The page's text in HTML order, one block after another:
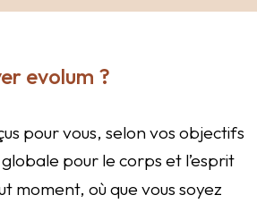
evolum ?
pour vous, selon vos objectifs
pour le corps et l’esprit
moment, où que vous soyez